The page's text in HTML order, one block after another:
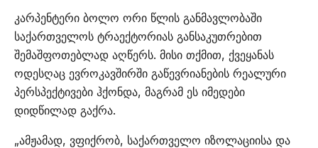
კარპენტერი ბოლო ორი წლის განმავლობაში
საქართველოს ტრაექტორიას განსაკუთრებით
შემაშფოთებლად აღწერს. მისი თქმით, ქვეყანას
ოდესღაც ევროკავშირში გაწევრიანების რეალური
პერსპექტივები ჰქონდა, მაგრამ ეს იმედები
დიდწილად გაქრა.
„ამჟამად, ვფიქრობ, საქართველო იზოლაციისა და